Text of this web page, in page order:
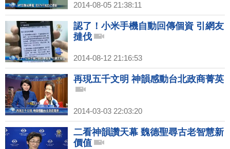
2014-08-05 21:38:11
認了！小米手機自動回傳個資 引網友
撻伐
2014-08-12 21:16:53
再現五千文明 神韻感動台北政商菁英
2014-03-03 22:03:20
二看神韻讚天幕 魏德聖尋古老智慧新
價值